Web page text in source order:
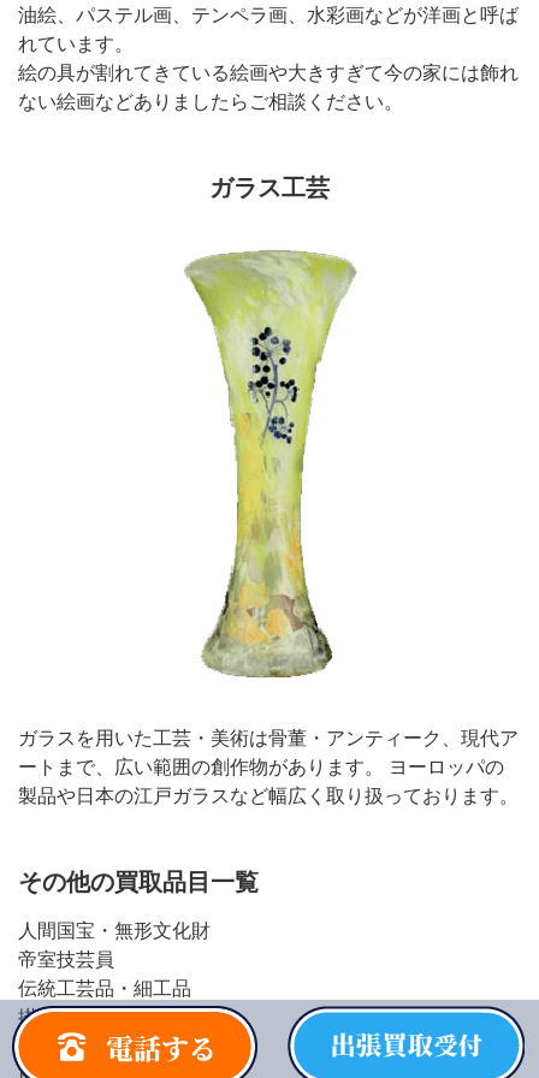
油絵、パステル画、テンペラ画、水彩画などが洋画と呼ば
れています。
絵の具が割れてきている絵画や大きすぎて今の家には飾れ
ない絵画などありましたらご相談ください。
ガラス工芸
ガラスを用いた工芸・美術は骨董・アンティーク、現代ア
ートまで、広い範囲の創作物があります。 ヨーロッパの
製品や日本の江戸ガラスなど幅広く取り扱っております。
その他の買取品目一覧
人間国宝・無形文化財
帝室技芸員
伝統工芸品・細工品
掛軸・書画
お茶道具・香道具